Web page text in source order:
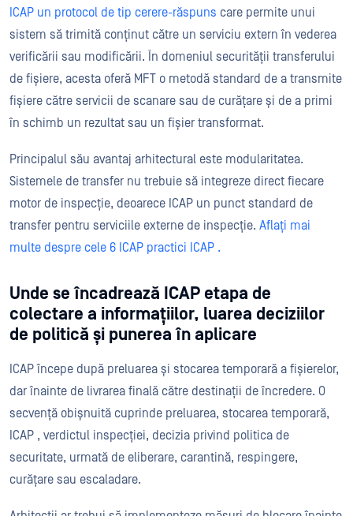
ICAP un protocol de tip cerere-răspuns care permite unui
sistem să trimită conținut către un serviciu extern în vederea
verificării sau modificării. În domeniul securității transferului
de fișiere, acesta oferă MFT o metodă standard de a transmite
fișiere către servicii de scanare sau de curățare și de a primi
în schimb un rezultat sau un fișier transformat.
Principalul său avantaj arhitectural este modularitatea.
Sistemele de transfer nu trebuie să integreze direct fiecare
motor de inspecție, deoarece ICAP un punct standard de
transfer pentru serviciile externe de inspecție. Aflați mai
multe despre cele 6 ICAP practici ICAP .
Unde se încadrează ICAP etapa de
colectare a informațiilor, luarea deciziilor
de politică și punerea în aplicare
ICAP începe după preluarea și stocarea temporară a fișierelor,
dar înainte de livrarea finală către destinații de încredere. O
secvență obișnuită cuprinde preluarea, stocarea temporară,
ICAP , verdictul inspecției, decizia privind politica de
securitate, urmată de eliberare, carantină, respingere,
curățare sau escaladare.